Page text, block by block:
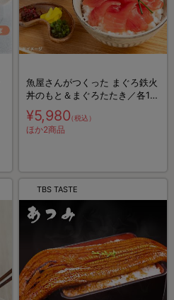
魚屋さんがつくった まぐろ鉄火
丼のもと＆まぐろたたき／各10
食×2 計20食
¥5,980（税込）
ほか2商品
TBS TASTE